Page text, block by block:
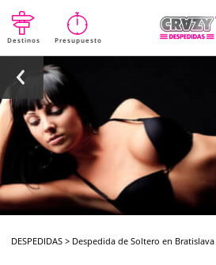
Destinos Presupuesto
DESPEDIDAS > Despedida de Soltero en Bratislava